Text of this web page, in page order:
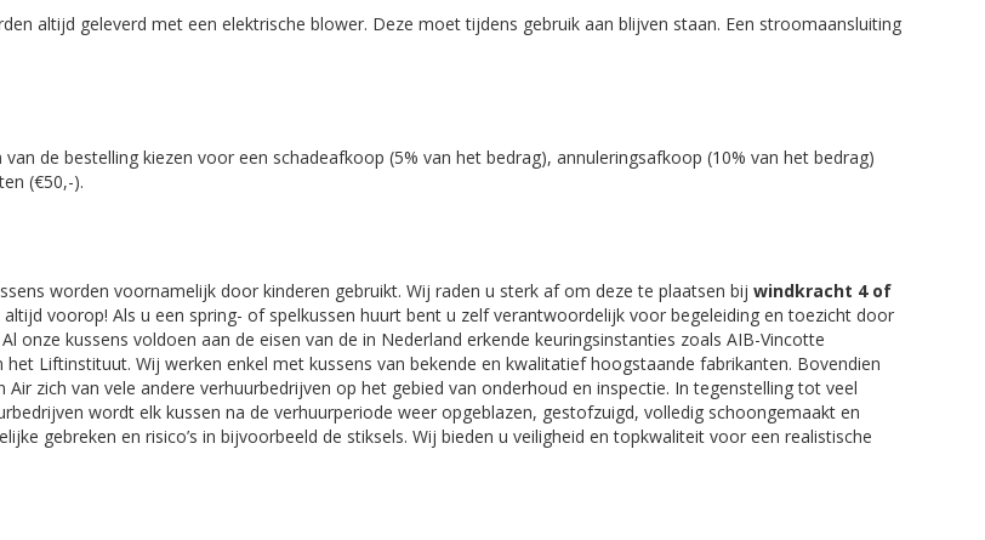
altijd geleverd met een elektrische blower. Deze moet tijdens gebruik aan blijven staan. Een stroomaansluiting
de bestelling kiezen voor een schadeafkoop (5% van het bedrag), annuleringsafkoop (10% van het bedrag)
(€50,-).
worden voornamelijk door kinderen gebruikt. Wij raden u sterk af om deze te plaatsen bij windkracht 4 of
altijd voorop! Als u een spring- of spelkussen huurt bent u zelf verantwoordelijk voor begeleiding en toezicht door
onze kussens voldoen aan de eisen van de in Nederland erkende keuringsinstanties zoals AIB-Vincotte
het Liftinstituut. Wij werken enkel met kussens van bekende en kwalitatief hoogstaande fabrikanten. Bovendien
Air zich van vele andere verhuurbedrijven op het gebied van onderhoud en inspectie. In tegenstelling tot veel
wordt elk kussen na de verhuurperiode weer opgeblazen, gestofzuigd, volledig schoongemaakt en
gebreken en risico’s in bijvoorbeeld de stiksels. Wij bieden u veiligheid en topkwaliteit voor een realistische